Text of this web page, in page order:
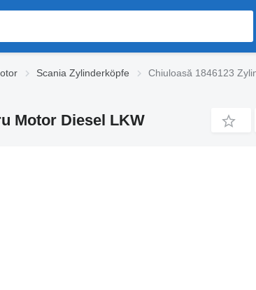
Scania Zylinderköpfe Chiuloasă 1846123
Motor Diesel LKW